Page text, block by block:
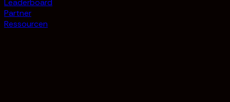
Leaderboard
Partner
Ressourcen